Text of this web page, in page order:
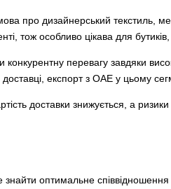
про дизайнерський текстиль,
тож особливо цікава для
конкурентну перевагу завдяки
експорт з ОАЕ у цьому
доставки знижується, а
знайти оптимальне